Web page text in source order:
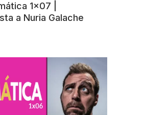
1×07 |
a Nuria Galache